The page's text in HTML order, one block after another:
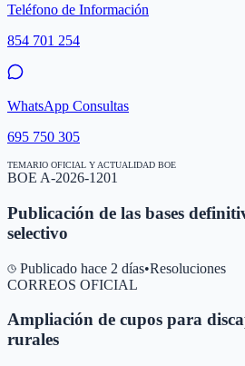
Teléfono de Información
854 701 254
WhatsApp Consultas
695 750 305
TEMARIO OFICIAL Y ACTUALIDAD BOE
BOE A-2026-1201
Publicación de las bases
selectivo
Publicado hace 2 días•Resoluciones
CORREOS OFICIAL
Ampliación de cupos para
rurales